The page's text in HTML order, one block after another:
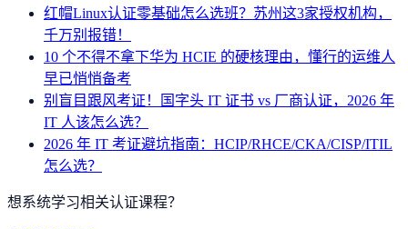
红帽Linux认证零基础怎么选班？苏州这3家授权机构，
千万别报错！
10 个不得不拿下华为 HCIE 的硬核理由，懂行的运维人
早已悄悄备考
别盲目跟风考证！国字头 IT 证书 vs 厂商认证，2026 年
IT 人该怎么选？
2026 年 IT 考证避坑指南：HCIP/RHCE/CKA/CISP/ITIL
怎么选？
想系统学习相关认证课程？